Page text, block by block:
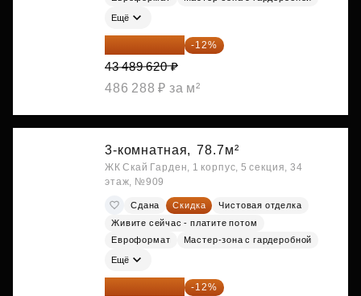
Ещё
38 270 866 ₽ -12%
43 489 620 ₽
486 288 ₽ за м²
3-комнатная, 78.7м²
ЖК Скай Гарден, 1 корпус, 5 секция, 34
этаж, №909
Сдана Скидка
Чистовая отделка
Живите сейчас - платите потом
Евроформат
Мастер-зона с гардеробной
Ещё
38 270 866 ₽ -12%